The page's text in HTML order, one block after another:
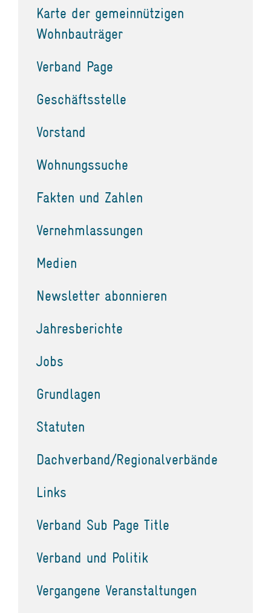
Karte der gemeinnützigen
Wohnbauträger
Verband Page
Geschäftsstelle
Vorstand
Wohnungssuche
Fakten und Zahlen
Vernehmlassungen
Medien
Newsletter abonnieren
Jahresberichte
Jobs
Grundlagen
Statuten
Dachverband/Regionalverbände
Links
Verband Sub Page Title
Verband und Politik
Vergangene Veranstaltungen